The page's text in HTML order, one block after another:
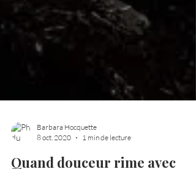
8 oct. 2020
1 min de lecture